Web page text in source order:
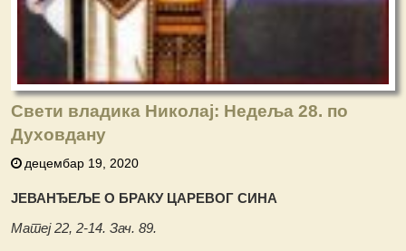
Свети владика Николај: Недеља 28. по
Духовдану
децембар 19, 2020
ЈЕВАНЂЕЉЕ О БРАКУ ЦАРЕВОГ СИНА
Матеј 22, 2-14. Зач. 89.